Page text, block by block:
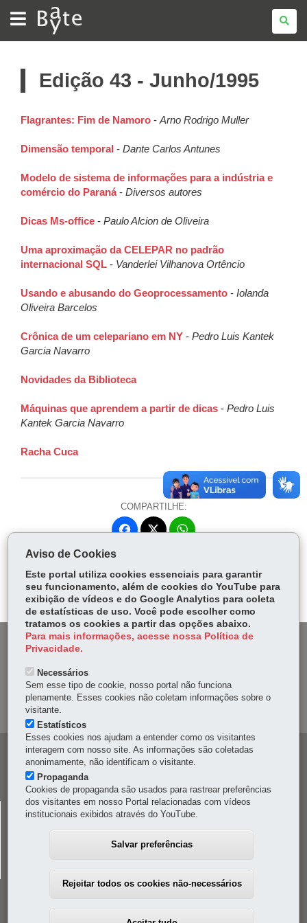
BATE
BYTE
Edição 43 - Junho/1995
Flagrantes: Fim de Namoro - Arno Rodrigo Muller
Dimensão temporal - Dante Carlos Antunes
Modelo de sistema de informações para a indústria e
comércio do Paraná- Diversos autores
Dicas Ms-office - Paulo Alcion de Oliveira
Uma aproximação da CELEPAR no padrão
internacional SQL - Vanderlei Vilhanova Ortêncio
Usando e abusando do Geoprocessamento - Iolanda
Oliveira Barcelos
Crônica de um celepariano em NY - Pedro Luis Kantek
Garcia Navarro
Novidades da Biblioteca
Máquinas que aprendem a partir de dicas - Pedro Luis
Kantek Garcia Navarro
Racha Cuca
COMPARTILHE:
Fa
ok
itt
er
W
Ap
p
DENUNCIE CORRUPÇÃO
OUVIDORIA
Navegação
principal
CELEPAR
Rua Mateus Leme, 1561 - Bom Retiro-80520-174-Curitiba
MAPA
41 3200-5000
Aviso de Cookies
Este portal utiliza cookies essenciais para garantir
seu funcionamento, além de cookies do YouTube para
exibição de vídeos e do Google Analytics para coleta
de estatísticas de uso. Você pode escolher como
tratamos os cookies a partir das opções abaixo.
Para mais informações, acesse nossa Política de
Privacidade.
Necessários
Sem esse tipo de cookie, nosso portal não funciona
plenamente. Esses cookies não coletam informações sobre o
visitante.
Estatísticos
Esses cookies nos ajudam a entender como os visitantes
interagem com nosso site. As informações são coletadas
anonimamente, não identificam o visitante.
Propaganda
Cookies de propaganda são usados para rastrear preferências
dos visitantes em nosso Portal relacionadas com vídeos
institucionais exibidos através do YouTube.
Salvar preferências
Rejeitar todos os cookies não-necessários